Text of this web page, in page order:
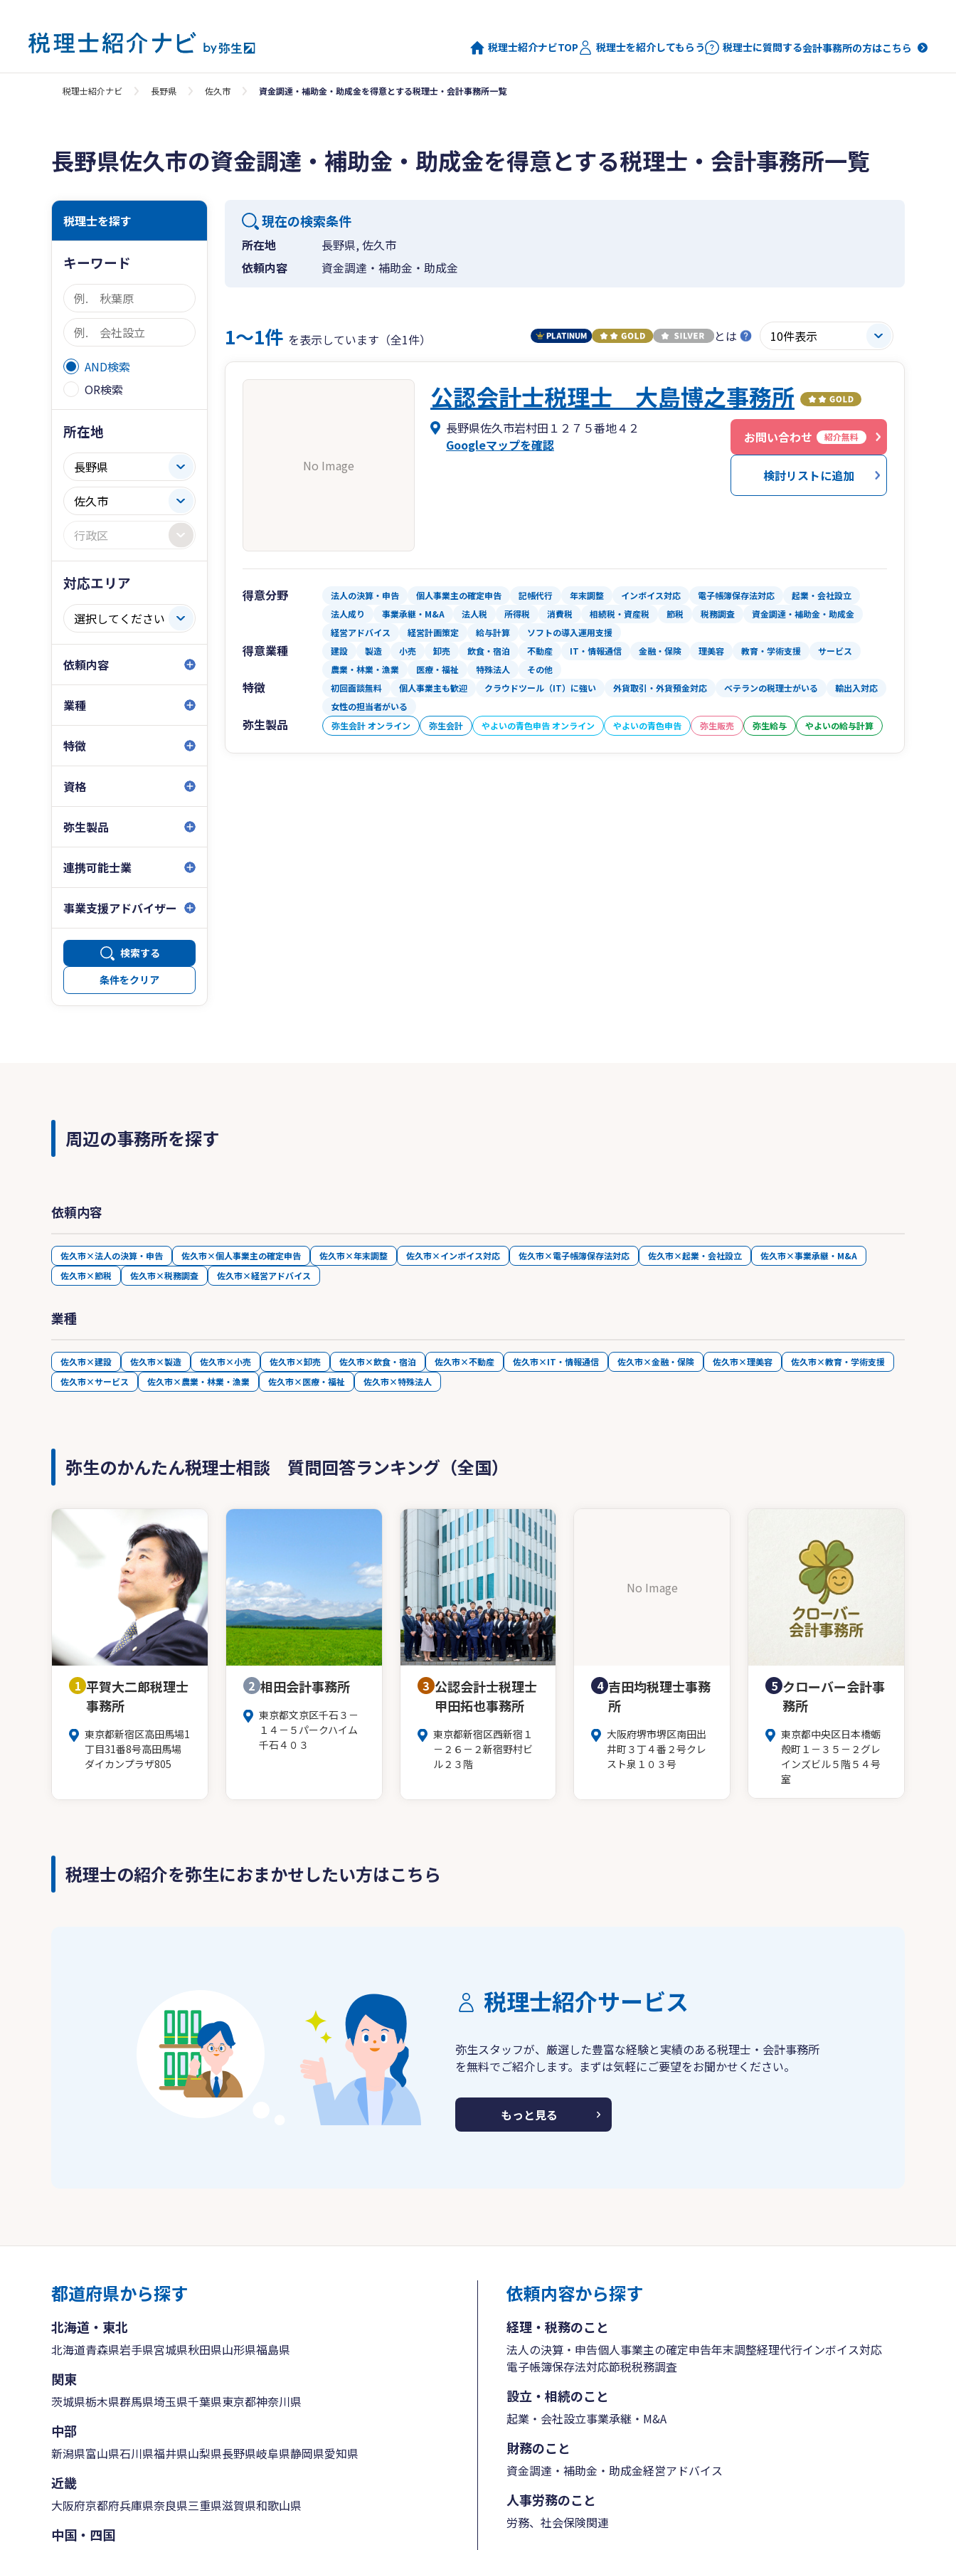
税理士紹介ナビTOP 税理士を紹介してもらう 税理士に質問する会計事務所の方はこちら
税理士紹介ナビ 長野県 佐久市 資金調達・補助金・助成金を得意とする税理士・会計事務所一覧
長野県佐久市の資金調達・補助金・助成金を得意とする税理士・会計事務所一覧
税理士を探す
キーワード
AND検索
OR検索
所在地
対応エリア
依頼内容
業種
特徴
資格
弥生製品
連携可能士業
事業支援アドバイザー
検索する
条件をクリア
現在の検索条件
所在地
長野県, 佐久市
依頼内容
資金調達・補助金・助成金
1〜1件 を表示しています（全1件） とは
No Image
公認会計士税理士 大島博之事務所
長野県佐久市岩村田１２７５番地４２
Googleマップを確認
お問い合わせ 紹介無料
検討リストに追加
得意分野 法人の決算・申告 個人事業主の確定申告 記帳代行 年末調整 インボイス対応 電子帳簿保存法対応
起業・会社設立
法人成り
事業承継・M&A 法人税 所得税 消費税 相続税・資産税 節税 税務調査
資金調達・補助金・助成金
経営アドバイス
経営計画策定 給与計算 ソフトの導入運用支援
得意業種 建設 製造 小売 卸売 飲食・宿泊 不動産 IT・情報通信 金融・保険 理美容 教育・学術支援
サービス
農業・林業・漁業
医療・福祉 特殊法人 その他
特徴 初回面談無料 個人事業主も歓迎 クラウドツール（IT）に強い 外貨取引・外貨預金対応 ベテランの税理士がいる
輸出入対応
女性の担当者がいる
弥生製品 弥生会計 オンライン 弥生会計 やよいの青色申告 オンライン やよいの青色申告 弥生販売 弥生給与 やよいの給与計算
周辺の事務所を探す
依頼内容
佐久市×法人の決算・申告 佐久市×個人事業主の確定申告 佐久市×年末調整 佐久市×インボイス対応 佐久市×電子帳簿保存法対応 佐久市×起業・会社設立
佐久市×事業承継・M&A
佐久市×節税
佐久市×税務調査 佐久市×経営アドバイス
業種
佐久市×建設 佐久市×製造 佐久市×小売 佐久市×卸売 佐久市×飲食・宿泊 佐久市×不動産 佐久市×IT・情報通信 佐久市×金融・保険 佐久市×理美容
佐久市×教育・学術支援
佐久市×サービス
佐久市×農業・林業・漁業 佐久市×医療・福祉 佐久市×特殊法人
弥生のかんたん税理士相談 質問回答ランキング（全国）
1 平賀大二郎税理士
事務所
東京都新宿区高田馬場1
丁目31番8号高田馬場
ダイカンプラザ805
2 相田会計事務所
東京都文京区千石３－
１４－５パークハイム
千石４０３
3 公認会計士税理士
甲田拓也事務所
東京都新宿区西新宿１
－２６－２新宿野村ビ
ル２３階
No Image
4 吉田均税理士事務
所
大阪府堺市堺区南田出
井町３丁４番２号クレ
スト泉１０３号
5 クローバー会計事
務所
東京都中央区日本橋蛎
殻町１－３５－２グレ
インズビル５階５４号
室
税理士の紹介を弥生におまかせしたい方はこちら
税理士紹介サービス
弥生スタッフが、厳選した豊富な経験と実績のある税理士・会計事務所
を無料でご紹介します。まずは気軽にご要望をお聞かせください。
もっと見る
都道府県から探す
北海道・東北
北海道青森県岩手県宮城県秋田県山形県福島県
関東
茨城県栃木県群馬県埼玉県千葉県東京都神奈川県
中部
新潟県富山県石川県福井県山梨県長野県岐阜県静岡県愛知県
近畿
大阪府京都府兵庫県奈良県三重県滋賀県和歌山県
中国・四国
依頼内容から探す
経理・税務のこと
法人の決算・申告個人事業主の確定申告年末調整経理代行インボイス対応
電子帳簿保存法対応節税税務調査
設立・相続のこと
起業・会社設立事業承継・M&A
財務のこと
資金調達・補助金・助成金経営アドバイス
人事労務のこと
労務、社会保険関連